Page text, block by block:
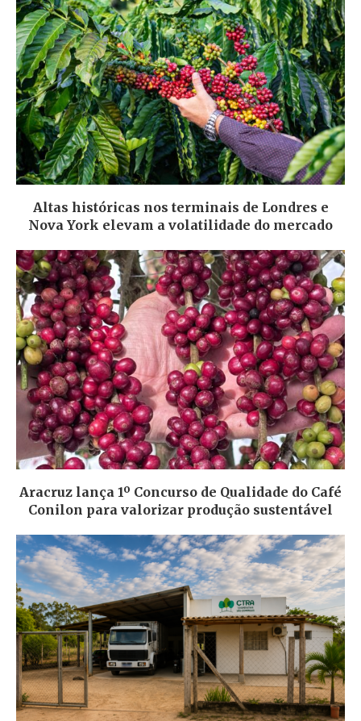
Altas históricas nos terminais de Londres e
Nova York elevam a volatilidade do mercado
Aracruz lança 1º Concurso de Qualidade do Café
Conilon para valorizar produção sustentável